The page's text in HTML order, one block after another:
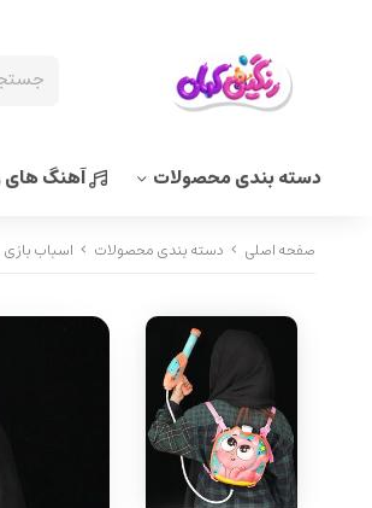
دسته بندی محصولات آهنگ های
صفحه اصلی دسته بندی محصولات اسباب بازی